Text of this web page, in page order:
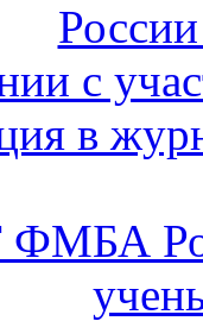
с
в